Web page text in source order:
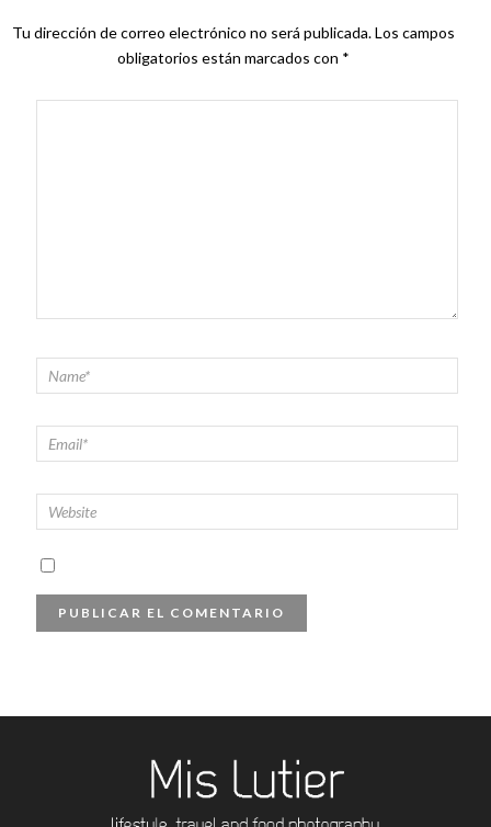
Tu dirección de correo electrónico no será publicada.Los campos
obligatorios están marcados con *